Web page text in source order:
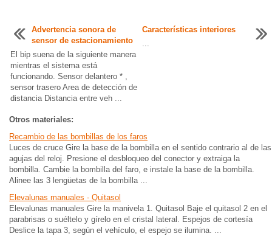
Advertencia sonora de
sensor de estacionamiento
El bip suena de la siguiente manera
mientras el sistema está
funcionando. Sensor delantero * ,
sensor trasero Area de detección de
distancia Distancia entre veh ...
Características interiores
...
Otros materiales:
Recambio de las bombillas de los faros
Luces de cruce Gire la base de la bombilla en el sentido contrario al de las
agujas del reloj. Presione el desbloqueo del conector y extraiga la
bombilla. Cambie la bombilla del faro, e instale la base de la bombilla.
Alinee las 3 lengüetas de la bombilla ...
Elevalunas manuales - Quitasol
Elevalunas manuales Gire la manivela 1. Quitasol Baje el quitasol 2 en el
parabrisas o suéltelo y gírelo en el cristal lateral. Espejos de cortesía
Deslice la tapa 3, según el vehículo, el espejo se ilumina. ...